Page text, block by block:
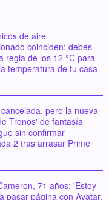
de aire
coinciden: debes
regla de los 12 °C para
temperatura de tu casa
pero la nueva
Tronos' de fantasía
sin confirmar
2 tras arrasar Prime
71 años: 'Estoy
pasar página con Avatar,